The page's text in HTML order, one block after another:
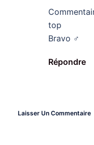
top
Bravo ‍♂️
Répondre
Laisser Un Commentaire